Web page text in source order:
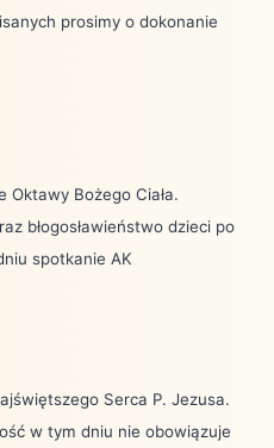
prosimy o dokonanie
Oktawy Bożego Ciała.
błogosławieństwo dzieci po
spotkanie AK
Serca P. Jezusa.
w tym dniu nie obowiązuje